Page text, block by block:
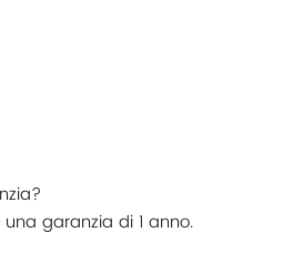
garanzia di 1 anno.